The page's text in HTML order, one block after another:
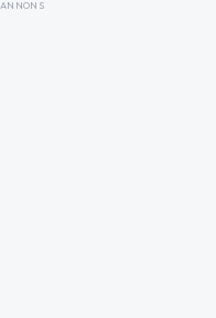
ANNONS